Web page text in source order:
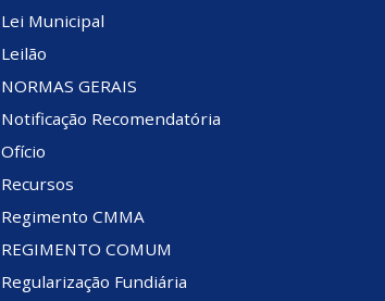
Lei Municipal
Leilão
NORMAS GERAIS
Notificação Recomendatória
Ofício
Recursos
Regimento CMMA
REGIMENTO COMUM
Regularização Fundiária